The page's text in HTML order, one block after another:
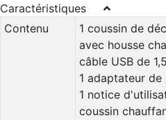
Caractéristiques
Contenu
1 coussin de
avec housse
câble USB de
1 adaptateur de
1 notice
coussin